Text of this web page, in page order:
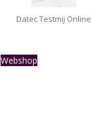
Datec Testmij Online
Webshop